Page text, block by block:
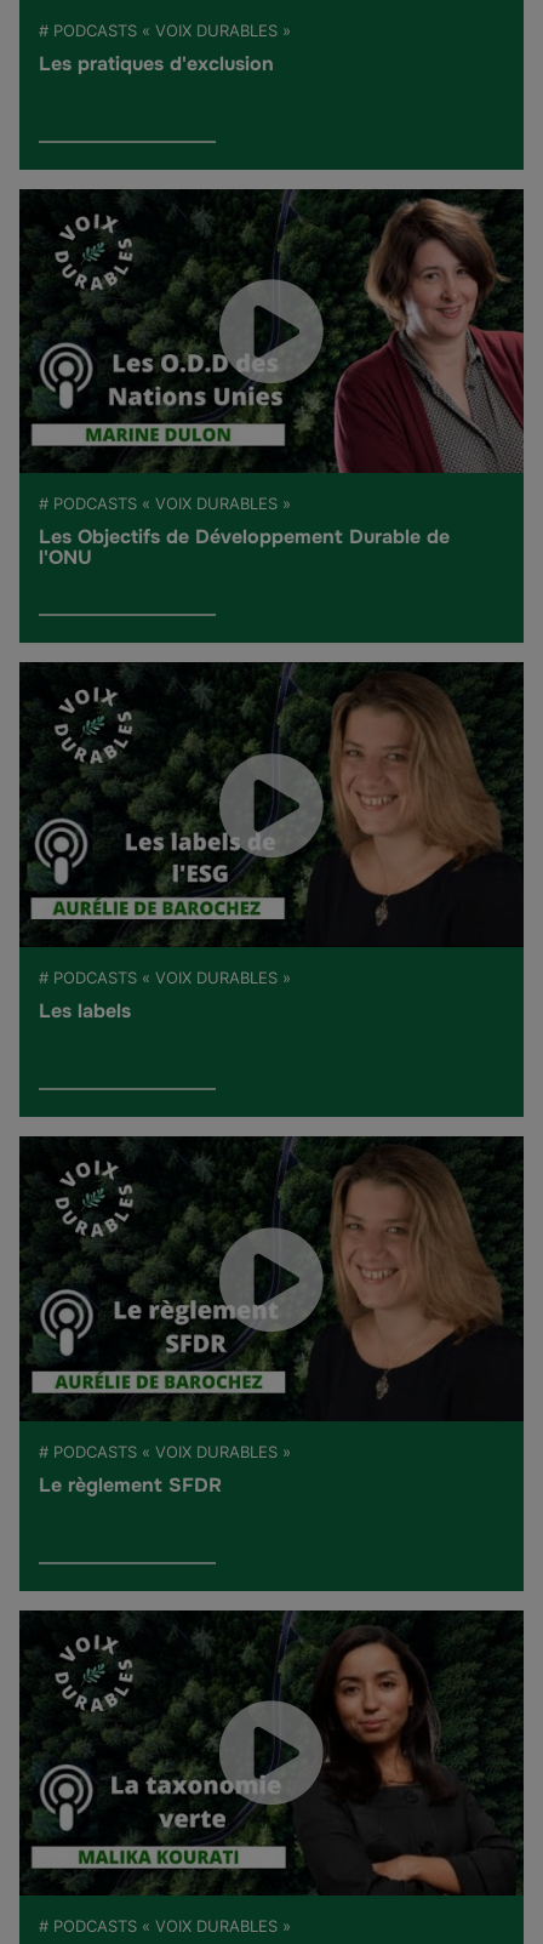
# PODCASTS « VOIX DURABLES »
Les pratiques d'exclusion
# PODCASTS « VOIX DURABLES »
Les Objectifs de Développement Durable de
l'ONU
# PODCASTS « VOIX DURABLES »
Les labels
# PODCASTS « VOIX DURABLES »
Le règlement SFDR
# PODCASTS « VOIX DURABLES »